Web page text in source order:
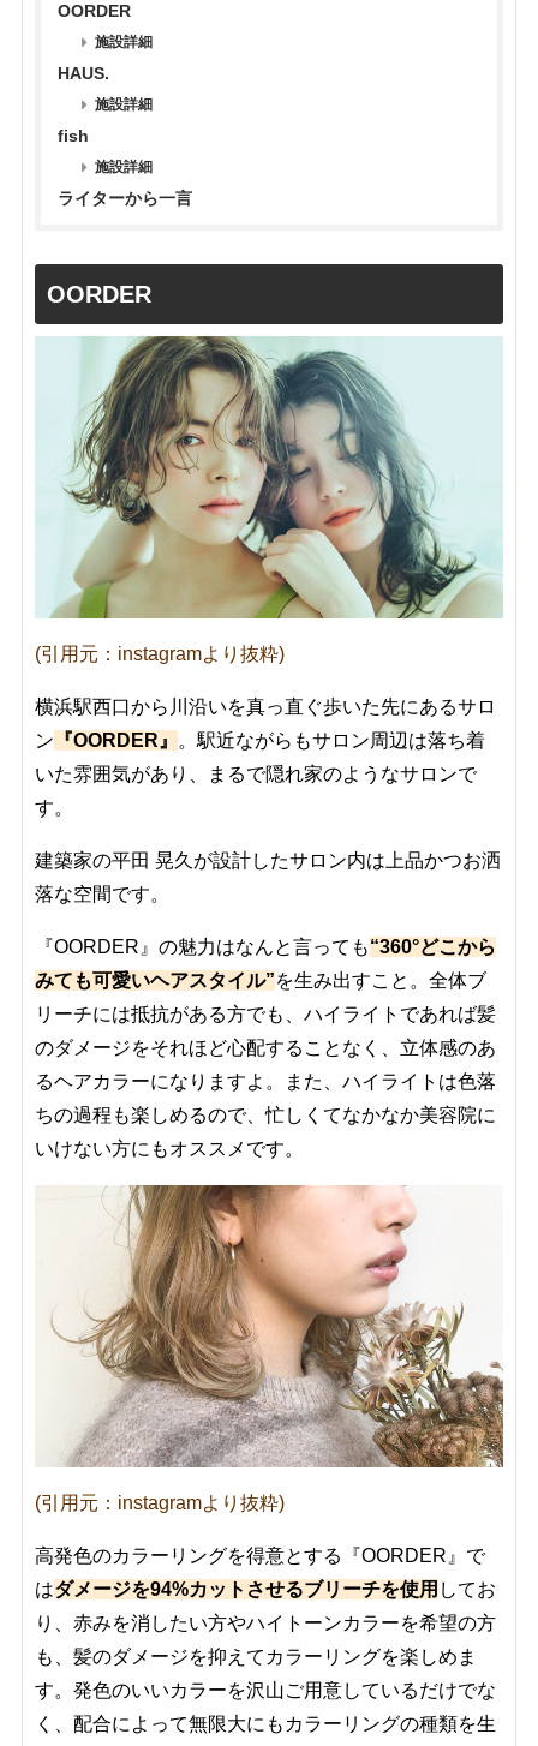
OORDER
施設詳細
HAUS.
施設詳細
fish
施設詳細
ライターから一言
OORDER
(引用元：instagramより抜粋)
横浜駅西口から川沿いを真っ直ぐ歩いた先にあるサロ
ン 『OORDER』
。駅近ながらもサロン周辺は落ち着
いた雰囲気があり、まるで隠れ家のようなサロンで
す。
建築家の平田 晃久が設計したサロン内は上品かつお洒
落な空間です。
『OORDER』の魅力はなんと言っても“360°どこから
みても可愛いヘアスタイル”を生み出すこと。全体ブ
リーチには抵抗がある方でも、ハイライトであれば髪
のダメージをそれほど心配することなく、立体感のあ
るヘアカラーになりますよ。また、ハイライトは色落
ちの過程も楽しめるので、忙しくてなかなか美容院に
いけない方にもオススメです。
(引用元：instagramより抜粋)
高発色のカラーリングを得意とする『OORDER』で
はダメージを94%カットさせるブリーチを使用 してお
り、赤みを消したい方やハイトーンカラーを希望の方
も、髪のダメージを抑えてカラーリングを楽しめま
す。発色のいいカラーを沢山ご用意しているだけでな
く、配合によって無限大にもカラーリングの種類を生